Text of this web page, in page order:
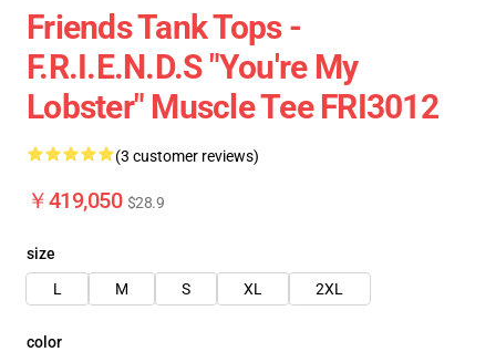
Friends Tank Tops -
F.R.I.E.N.D.S "You're My
Lobster" Muscle Tee FRI3012
(3 customer reviews)
￥419,050 $28.9
size
L
M S XL 2XL
color